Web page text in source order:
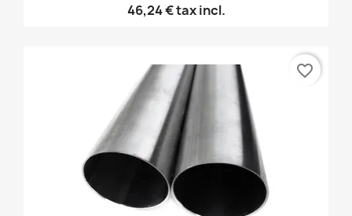
46,24 €tax incl.
favorite_border